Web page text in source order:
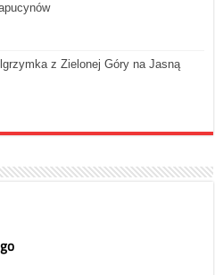
z Zielonej Góry na Jasną